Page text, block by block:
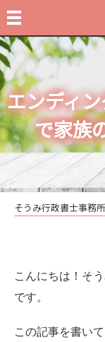
エンディ
で家族
そうみ行政書士事務所
こんにちは！そ
です。
この記事を書い